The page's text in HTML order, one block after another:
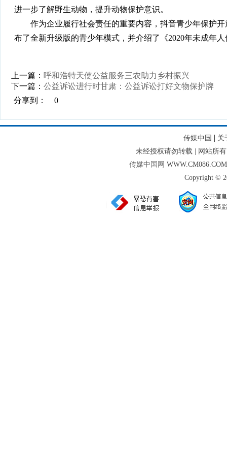
进一步了解野生动物，提升动物保护意识。
作为企业履行社会责任的重要内容，抖音青少年保护开
布了全新升级版的青少年模式，并介绍了《2020年未成年
上一篇： 呼和浩特天使公益服务三农助力乡村振兴
下一篇： 公益诉讼进行时甘肃：公益诉讼打好文物保护牌
分享到：
0
传媒中国 | 关
未经授权请勿转载 | 网站所
传媒中国网
Copyright ©